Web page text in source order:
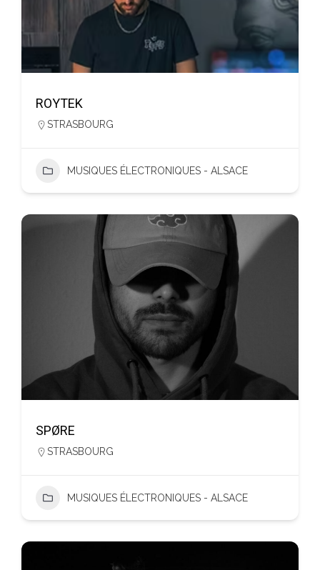
ROYTEK
STRASBOURG
MUSIQUES ÉLECTRONIQUES - ALSACE
SPØRE
STRASBOURG
MUSIQUES ÉLECTRONIQUES - ALSACE